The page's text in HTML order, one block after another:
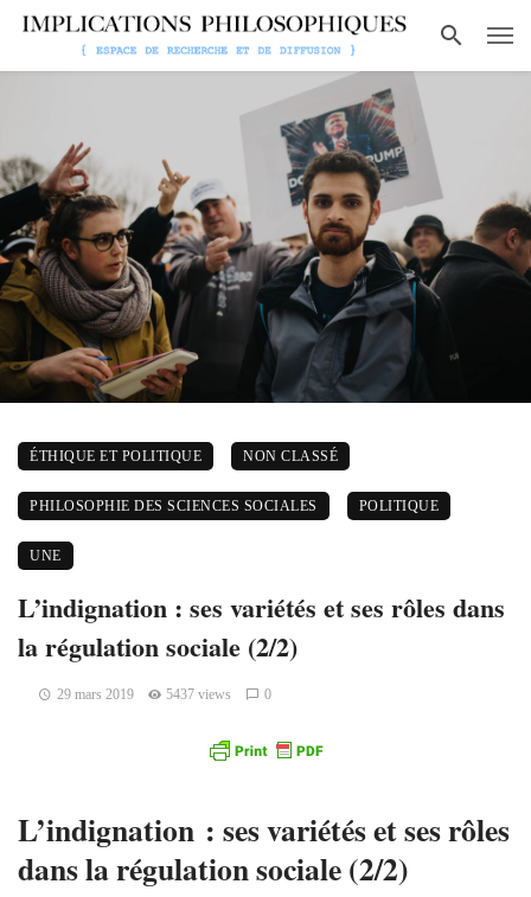
ÉTHIQUE ET POLITIQUE NON CLASSÉ
PHILOSOPHIE DES SCIENCES SOCIALES POLITIQUE
UNE
L’indignation : ses variétés et ses rôles dans
la régulation sociale (2/2)
29 mars 2019 5437 views 0
L’indignation : ses variétés et ses rôles
dans la régulation sociale (2/2)